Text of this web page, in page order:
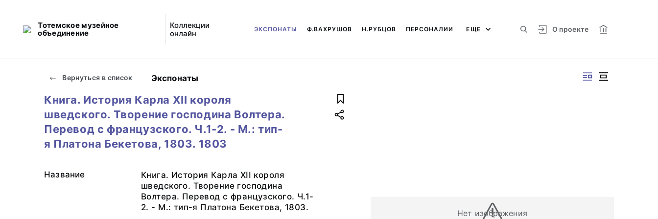
Тотемское музейное
объединение
Коллекции
онлайн
О проекте
ЭКСПОНАТЫ Ф.ВАХРУШОВ Н.РУБЦОВ ПЕРСОНАЛИИ ЕЩЕ
Вернуться в список Экспонаты
Нет изображения
Книга. История Карла XII короля
шведского. Творение господина Волтера.
Перевод с французского. Ч.1-2. - М.: тип-
я Платона Бекетова, 1803. 1803
Название
Книга. История Карла XII короля
шведского. Творение господина
Волтера. Перевод с французского. Ч.1-
2. - М.: тип-я Платона Бекетова, 1803.